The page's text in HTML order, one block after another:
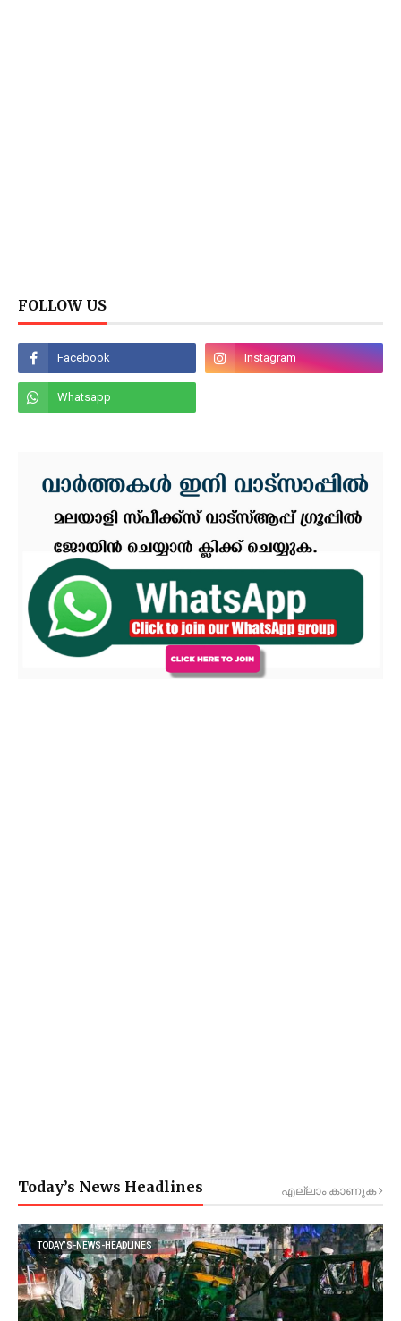
FOLLOW US
Today’s News Headlines എല്ലാം കാണുക
TODAY’S-NEWS-HEADLINES